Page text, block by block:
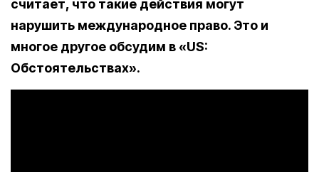
считает, что такие действия могут
нарушить международное право. Это и
многое другое обсудим в «US:
Обстоятельствах».